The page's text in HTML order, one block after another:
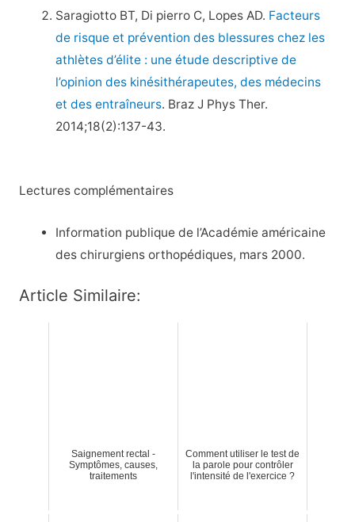
Saragiotto BT, Di pierro C, Lopes AD. Facteurs
de risque et prévention des blessures chez les
athlètes d’élite : une étude descriptive de
l’opinion des kinésithérapeutes, des médecins
et des entraîneurs. Braz J Phys Ther.
2014;18(2):137-43.
Lectures complémentaires
Information publique de l’Académie américaine
des chirurgiens orthopédiques, mars 2000.
Article Similaire:
Saignement rectal -
Symptômes, causes,
traitements
Comment utiliser le test de
la parole pour contrôler
l'intensité de l'exercice ?